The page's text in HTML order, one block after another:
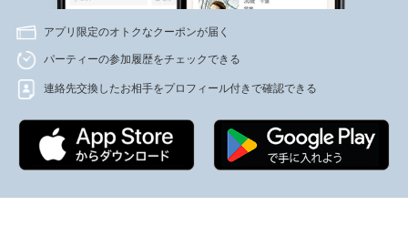
アプリ限定のオトクなクーポンが届く
パーティーの参加履歴をチェックできる
連絡先交換したお相手をプロフィール付きで確認できる